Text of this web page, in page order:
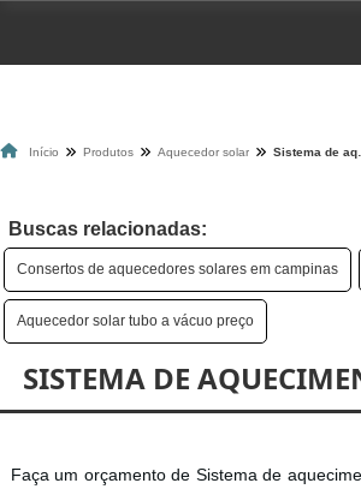
Início Produtos Aquecedor solar
Buscas relacionadas:
Consertos de aquecedores solares em campinas
Aquecedor solar tubo a vácuo preço
SISTEMA DE
Faça um orçamento de Sistema de